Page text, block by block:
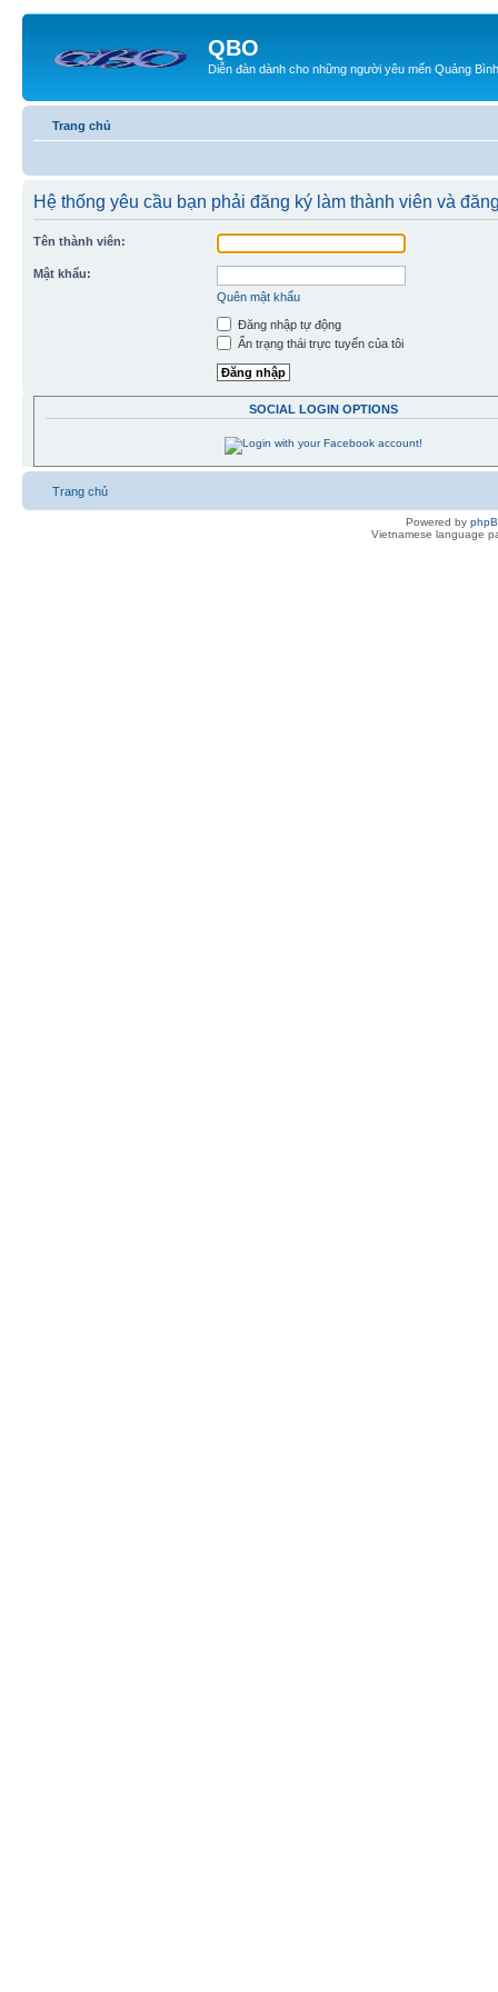
QBO
Diễn đàn dành cho những người yêu mến Quảng Bình
Trang chủ
Hệ thống yêu cầu bạn phải đăng ký làm thành viên và
Tên thành viên:
Mật khẩu:
Quên mật khẩu
Đăng nhập tự động
Ẩn trạng thái trực tuyến của tôi
SOCIAL LOGIN OPTIONS
Trang chủ
Powered by
Vietnamese language